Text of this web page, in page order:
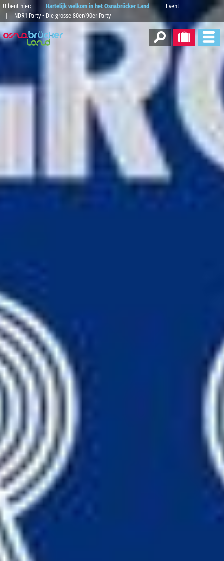
U bent hier: Hartelijk welkom in het Osnabrücker Land
Event
NDR1 Party - Die grosse 80er/90er Party